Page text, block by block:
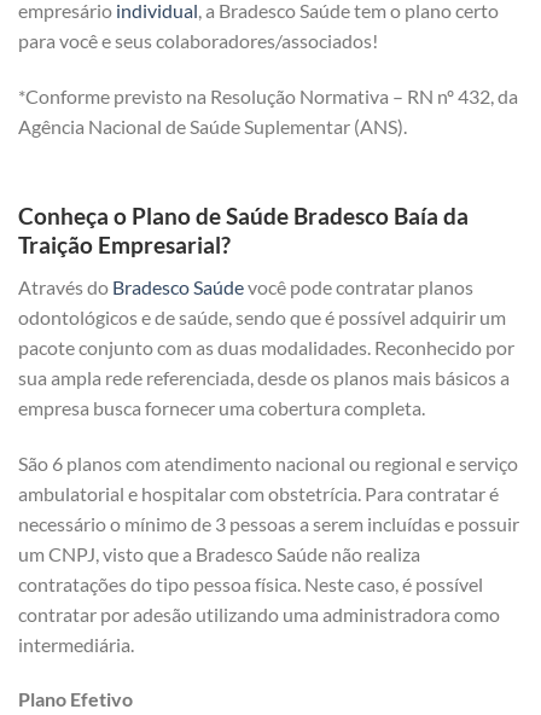
empresário individual , a Bradesco Saúde tem o plano certo
para você e seus colaboradores/associados!
*Conforme previsto na Resolução Normativa – RN nº 432, da
Agência Nacional de Saúde Suplementar (ANS).
Conheça o Plano de Saúde Bradesco Baía da
Traição Empresarial?
Através do Bradesco Saúdevocê pode contratar planos
odontológicos e de saúde, sendo que é possível adquirir um
pacote conjunto com as duas modalidades. Reconhecido por
sua ampla rede referenciada, desde os planos mais básicos a
empresa busca fornecer uma cobertura completa.
São 6 planos com atendimento nacional ou regional e serviço
ambulatorial e hospitalar com obstetrícia. Para contratar é
necessário o mínimo de 3 pessoas a serem incluídas e possuir
um CNPJ, visto que a Bradesco Saúde não realiza
contratações do tipo pessoa física. Neste caso, é possível
contratar por adesão utilizando uma administradora como
intermediária.
Plano Efetivo